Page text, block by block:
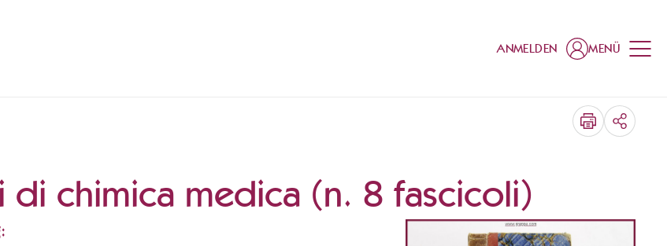
ANMELDEN MENÜ
TEILEN
di chimica medica (n. 8 fascicoli)